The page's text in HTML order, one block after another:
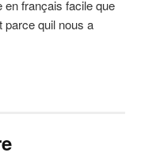
français facile que
parce quil nous a